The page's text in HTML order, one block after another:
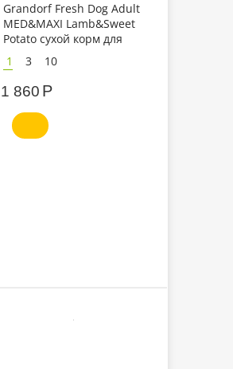
Grandorf Fresh Dog Adult
MED&MAXI Lamb&Sweet
Potato сухой корм для
собак средних и крупных
пород свежее мясо
ягненка с бататом
1 3 10
1 860 Р